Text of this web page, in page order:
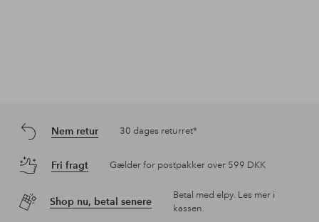
Nem retur 30 dages returret*
Fri fragt Gælder for postpakker over 599 DKK
Shop nu, betal senere
Betal med elpy. Les mer i
kassen.